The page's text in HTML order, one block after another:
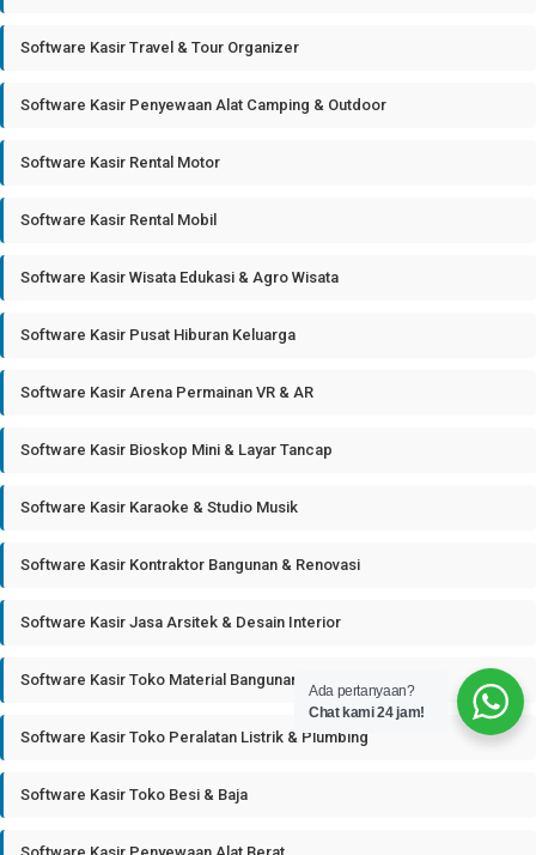
Software Kasir Travel & Tour Organizer
Software Kasir Penyewaan Alat Camping & Outdoor
Software Kasir Rental Motor
Software Kasir Rental Mobil
Software Kasir Wisata Edukasi & Agro Wisata
Software Kasir Pusat Hiburan Keluarga
Software Kasir Arena Permainan VR & AR
Software Kasir Bioskop Mini & Layar Tancap
Software Kasir Karaoke & Studio Musik
Software Kasir Kontraktor Bangunan & Renovasi
Software Kasir Jasa Arsitek & Desain Interior
Software Kasir Toko Material Bangunan
Software Kasir Toko Peralatan Listrik & Plumbing
Software Kasir Toko Besi & Baja
Ada pertanyaan?
Chat kami 24 jam!